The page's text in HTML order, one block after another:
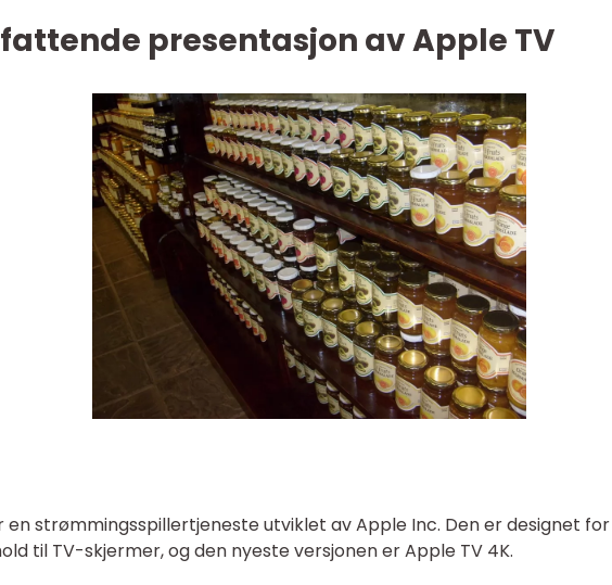
presentasjon av Apple TV
en strømmingsspillertjeneste utviklet av Apple Inc. Den er designet
til TV-skjermer, og den nyeste versjonen er Apple TV 4K.